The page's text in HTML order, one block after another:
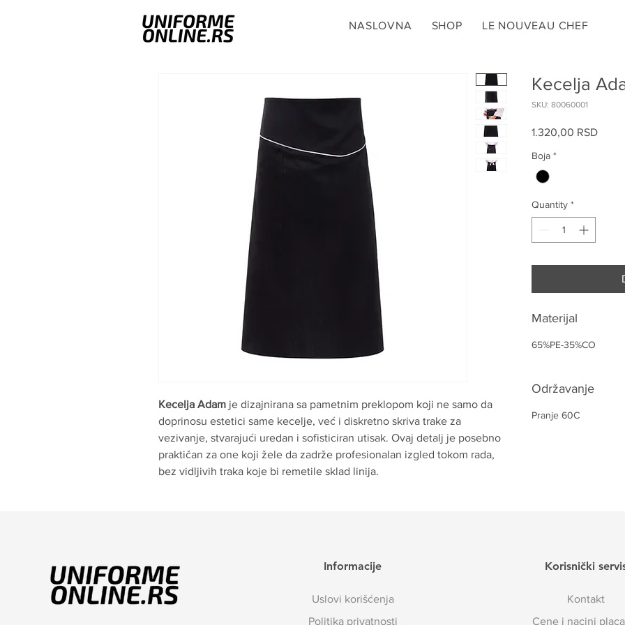
NASLOVNA SHOP LE NOUVEAU CHEF
Kecelja Adam je dizajnirana sa pametnim preklopom koji ne samo da
doprinosu estetici same kecelje, već i diskretno skriva trake za
vezivanje, stvarajući uredan i sofisticiran utisak. Ovaj detalj je posebno
praktičan za one koji žele da zadrže profesionalan izgled tokom rada,
bez vidljivih traka koje bi remetile sklad linija.
Kecelja
SKU: 80060001
1.320,00 RSDPrice
Boja *
Quantity *
Materijal
65%PE-35%CO
Održavanje
Pranje 60C
Informacije
Uslovi korišćenja
Politika privatnosti
Korisnički
Kontakt​
Cene i nacini